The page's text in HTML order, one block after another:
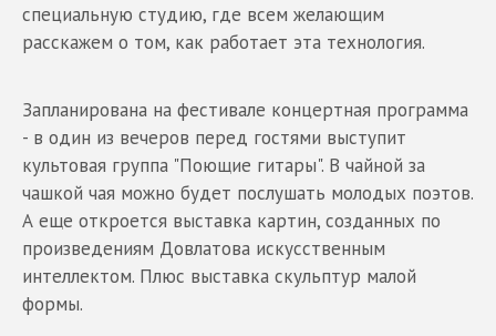
специальную студию, где всем желающим
расскажем о том, как работает эта технология.
Запланирована на фестивале концертная программа
- в один из вечеров перед гостями выступит
культовая группа "Поющие гитары". В чайной за
чашкой чая можно будет послушать молодых поэтов.
А еще откроется выставка картин, созданных по
произведениям Довлатова искусственным
интеллектом. Плюс выставка скульптур малой
формы.